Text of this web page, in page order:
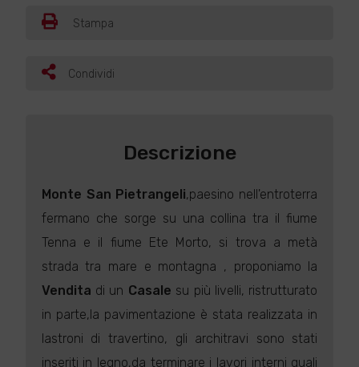
Stampa
Condividi
Descrizione
Monte San Pietrangeli,paesino nell'entroterra
fermano che sorge su una collina tra il fiume
Tenna e il fiume Ete Morto, si trova a metà
strada tra mare e montagna , proponiamo la
Vendita di un Casale su più livelli, ristrutturato
in parte,la pavimentazione è stata realizzata in
lastroni di travertino, gli architravi sono stati
inseriti in legno,da terminare i lavori interni quali